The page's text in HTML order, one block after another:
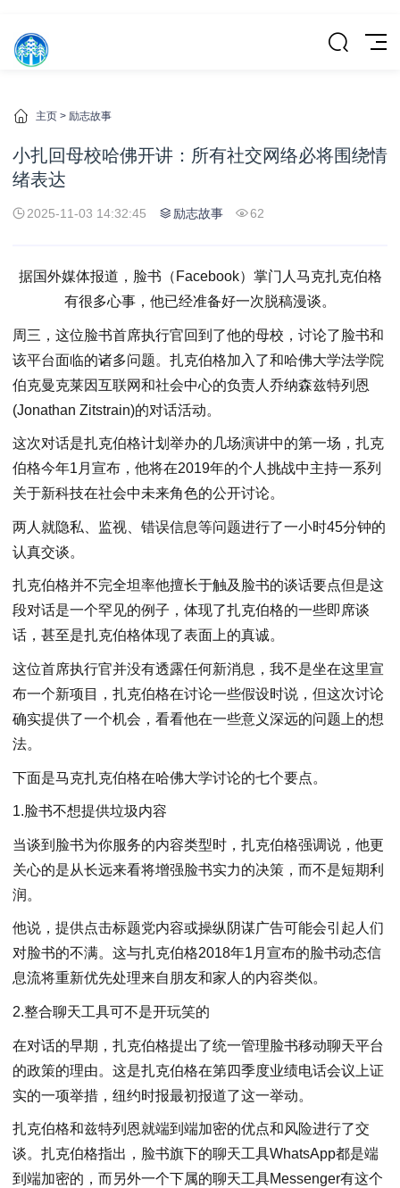
主页 > 励志故事
小扎回母校哈佛开讲：所有社交网络必将围绕情
绪表达
2025-11-03 14:32:45 励志故事 62
据国外媒体报道，脸书（Facebook）掌门人马克扎克伯格
有很多心事，他已经准备好一次脱稿漫谈。
周三，这位脸书首席执行官回到了他的母校，讨论了脸书和
该平台面临的诸多问题。扎克伯格加入了和哈佛大学法学院
伯克曼克莱因互联网和社会中心的负责人乔纳森兹特列恩
(Jonathan Zitstrain)的对话活动。
这次对话是扎克伯格计划举办的几场演讲中的第一场，扎克
伯格今年1月宣布，他将在2019年的个人挑战中主持一系列
关于新科技在社会中未来角色的公开讨论。
两人就隐私、监视、错误信息等问题进行了一小时45分钟的
认真交谈。
扎克伯格并不完全坦率他擅长于触及脸书的谈话要点但是这
段对话是一个罕见的例子，体现了扎克伯格的一些即席谈
话，甚至是扎克伯格体现了表面上的真诚。
这位首席执行官并没有透露任何新消息，我不是坐在这里宣
布一个新项目，扎克伯格在讨论一些假设时说，但这次讨论
确实提供了一个机会，看看他在一些意义深远的问题上的想
法。
下面是马克扎克伯格在哈佛大学讨论的七个要点。
1.脸书不想提供垃圾内容
当谈到脸书为你服务的内容类型时，扎克伯格强调说，他更
关心的是从长远来看将增强脸书实力的决策，而不是短期利
润。
他说，提供点击标题党内容或操纵阴谋广告可能会引起人们
对脸书的不满。这与扎克伯格2018年1月宣布的脸书动态信
息流将重新优先处理来自朋友和家人的内容类似。
2.整合聊天工具可不是开玩笑的
在对话的早期，扎克伯格提出了统一管理脸书移动聊天平台
的政策的理由。这是扎克伯格在第四季度业绩电话会议上证
实的一项举措，纽约时报最初报道了这一举动。
扎克伯格和兹特列恩就端到端加密的优点和风险进行了交
谈。扎克伯格指出，脸书旗下的聊天工具WhatsApp都是端
到端加密的，而另外一个下属的聊天工具Messenger有这个